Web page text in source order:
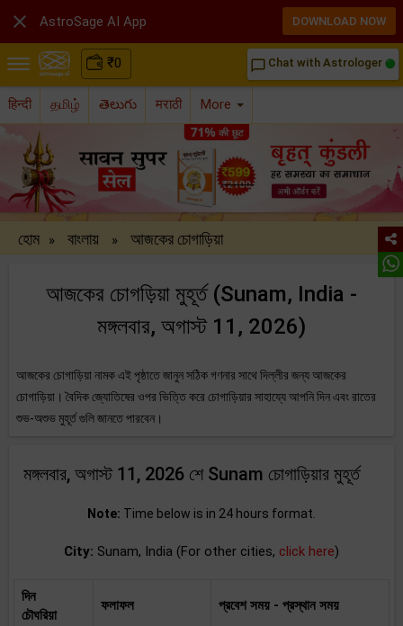
₹0 chat_bubble_outline Chat with Astrologer
हिन्दी தமிழ் తెలుగు मराठी More
হোম » বাংলায় » আজকের চোগাড়িয়া
আজকের চোগড়িয়া মুহূর্ত (Sunam, India -
মঙ্গলবার, অগাস্ট 11, 2026)
আজকের চোগাড়িয়া নামক এই পৃষ্ঠাতে জানুন সঠিক গণনার সাথে দিল্লীর জন্য আজকের
চোগাড়িয়া। বৈদিক জ্যোতিষের ওপর ভিত্তি করে চোগাড়িয়ার সাহায্যে আপনি দিন এবং রাতের
শুভ-অশুভ মুহূর্ত গুলি জানতে পারবেন।
মঙ্গলবার, অগাস্ট 11, 2026 শে Sunam চোগাড়িয়ার মুহূর্ত
Note: Time below is in 24 hours format.
City: Sunam, India (For other cities, click here)
দিন
চৌঘরিয়া
ফলাফল প্রবেশ সময় - প্রস্থান সময়
 AstroSage AI App DOWNLOAD NOW